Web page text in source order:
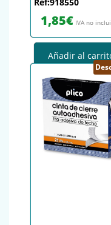
1,85€ IVA no
Añadir al